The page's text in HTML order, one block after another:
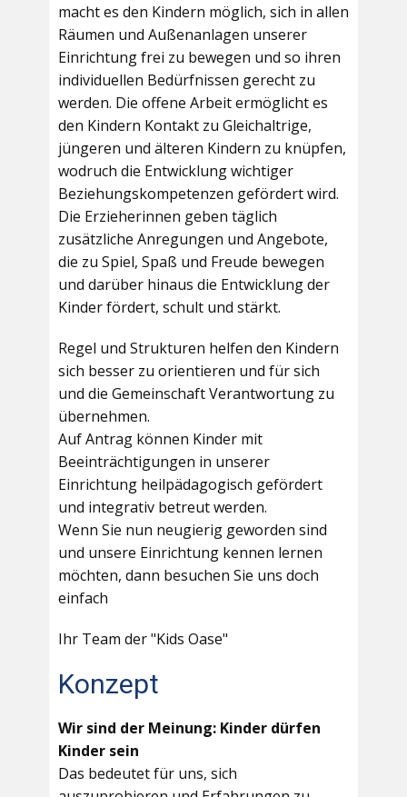
macht es den Kindern möglich, sich in allen
Räumen und Außenanlagen unserer
Einrichtung frei zu bewegen und so ihren
individuellen Bedürfnissen gerecht zu
werden. Die offene Arbeit ermöglicht es
den Kindern Kontakt zu Gleichaltrige,
jüngeren und älteren Kindern zu knüpfen,
wodruch die Entwicklung wichtiger
Beziehungskompetenzen gefördert wird.
Die Erzieherinnen geben täglich
zusätzliche Anregungen und Angebote,
die zu Spiel, Spaß und Freude bewegen
und darüber hinaus die Entwicklung der
Kinder fördert, schult und stärkt.
Regel und Strukturen helfen den Kindern
sich besser zu orientieren und für sich
und die Gemeinschaft Verantwortung zu
übernehmen.
Auf Antrag können Kinder mit
Beeinträchtigungen in unserer
Einrichtung heilpädagogisch gefördert
und integrativ betreut werden.
Wenn Sie nun neugierig geworden sind
und unsere Einrichtung kennen lernen
möchten, dann besuchen Sie uns doch
einfach
Ihr Team der "Kids Oase"
Konzept
Wir sind der Meinung: Kinder dürfen
Kinder sein
Das bedeutet für uns, sich